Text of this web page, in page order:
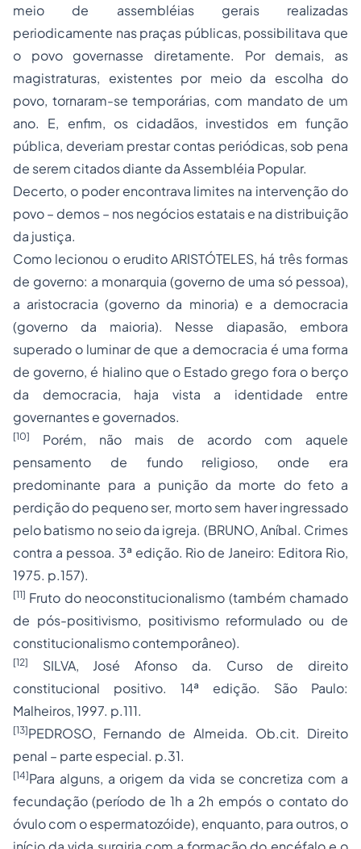
meio de assembléias gerais realizadas
periodicamente nas praças públicas, possibilitava que
o povo governasse diretamente. Por demais, as
magistraturas, existentes por meio da escolha do
povo, tornaram-se temporárias, com mandato de um
ano. E, enfim, os cidadãos, investidos em função
pública, deveriam prestar contas periódicas, sob pena
de serem citados diante da Assembléia Popular.
Decerto, o poder encontrava limites na intervenção do
povo – demos – nos negócios estatais e na distribuição
da justiça.
Como lecionou o erudito ARISTÓTELES, há três formas
de governo: a monarquia (governo de uma só pessoa),
a aristocracia (governo da minoria) e a democracia
(governo da maioria). Nesse diapasão, embora
superado o luminar de que a democracia é uma forma
de governo, é hialino que o Estado grego fora o berço
da democracia, haja vista a identidade entre
governantes e governados.
[10]
Porém, não mais de acordo com aquele
pensamento de fundo religioso, onde era
predominante para a punição da morte do feto a
perdição do pequeno ser, morto sem haver ingressado
pelo batismo no seio da igreja. (BRUNO, Aníbal. Crimes
contra a pessoa. 3ª edição. Rio de Janeiro: Editora Rio,
1975. p.157).
[11] Fruto do neoconstitucionalismo (também chamado
de pós-positivismo, positivismo reformulado ou de
constitucionalismo contemporâneo).
[12] SILVA, José Afonso da. Curso de direito
constitucional positivo. 14ª edição. São Paulo:
Malheiros, 1997. p.111.
[13]PEDROSO, Fernando de Almeida. Ob.cit. Direito
penal – parte especial. p.31.
[14]Para alguns, a origem da vida se concretiza com a
fecundação (período de 1h a 2h empós o contato do
óvulo com o espermatozóide), enquanto, para outros, o